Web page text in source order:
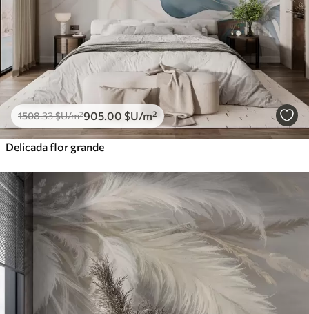
1508.33$U/m²905 .00 $U/m²
Delicada flor grande